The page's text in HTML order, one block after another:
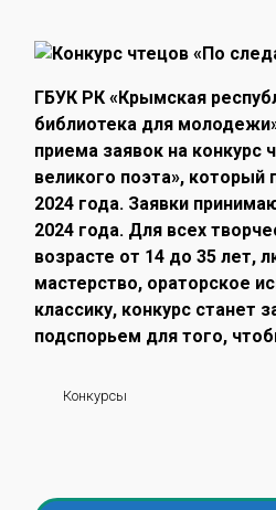
ГБУК РК «Крымская
библиотека для
приема заявок на конкурс
великого поэта», который
2024 года. Заявки
2024 года. Для всех
возрасте от 14 до 35 лет,
мастерство, ораторское
классику, конкурс станет
подспорьем для того,
Конкурсы